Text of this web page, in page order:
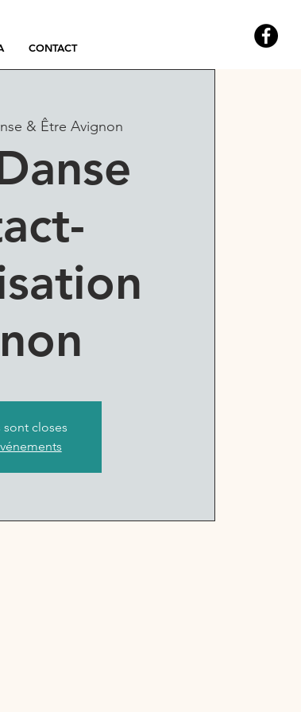
CONTACT
& Être Avignon
sont closes